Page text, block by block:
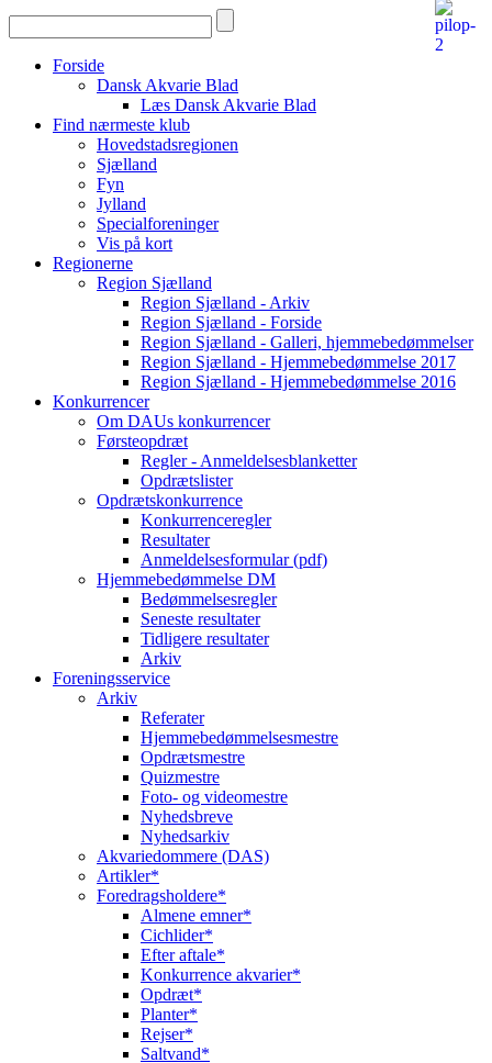
Forside
Dansk Akvarie Blad
Læs Dansk Akvarie Blad
Find nærmeste klub
Hovedstadsregionen
Sjælland
Fyn
Jylland
Specialforeninger
Vis på kort
Regionerne
Region Sjælland
Region Sjælland - Arkiv
Region Sjælland - Forside
Region Sjælland - Galleri, hjemmebedømmelser
Region Sjælland - Hjemmebedømmelse 2017
Region Sjælland - Hjemmebedømmelse 2016
Konkurrencer
Om DAUs konkurrencer
Førsteopdræt
Regler - Anmeldelsesblanketter
Opdrætslister
Opdrætskonkurrence
Konkurrenceregler
Resultater
Anmeldelsesformular (pdf)
Hjemmebedømmelse DM
Bedømmelsesregler
Seneste resultater
Tidligere resultater
Arkiv
Foreningsservice
Arkiv
Referater
Hjemmebedømmelsesmestre
Opdrætsmestre
Quizmestre
Foto- og videomestre
Nyhedsbreve
Nyhedsarkiv
Akvariedommere (DAS)
Artikler*
Foredragsholdere*
Almene emner*
Cichlider*
Efter aftale*
Konkurrence akvarier*
Opdræt*
Planter*
Rejser*
Saltvand*